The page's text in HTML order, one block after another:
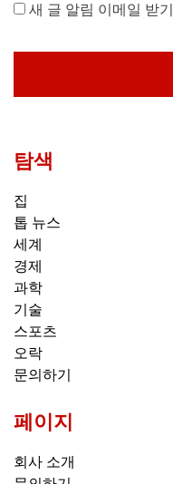
새 글 알림 이메일 받기
탐색
집
톱 뉴스
세계
경제
과학
기술
스포츠
오락
문의하기
페이지
회사 소개